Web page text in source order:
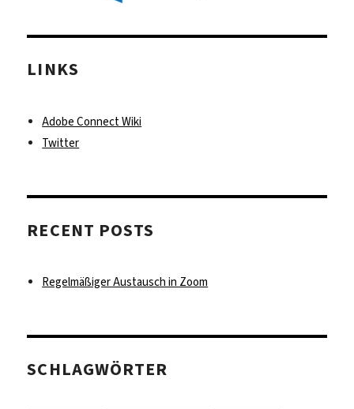
LINKS
Adobe Connect Wiki
Twitter
RECENT POSTS
Regelmäßiger Austausch in Zoom
SCHLAGWÖRTER